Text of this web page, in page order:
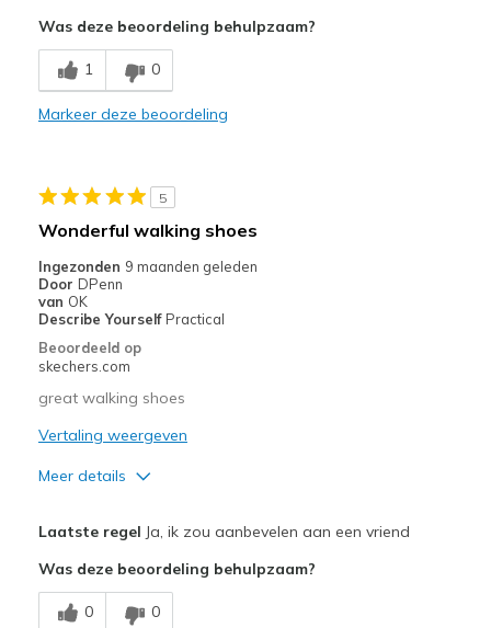
Durable
Beste toepassingen
Casual Wear
Feels true to size
Was deze beoordeling behulpzaam?
1 0
Markeer deze beoordeling
5
Wonderful walking shoes
Ingezonden 9 maanden geleden
Door DPenn
van OK
Describe Yourself Practical
Beoordeeld op
skechers.com
great walking shoes
Vertaling weergeven
Meer details
Comfortable
Laatste regel Ja, ik zou aanbevelen aan een vriend
Was deze beoordeling behulpzaam?
0 0